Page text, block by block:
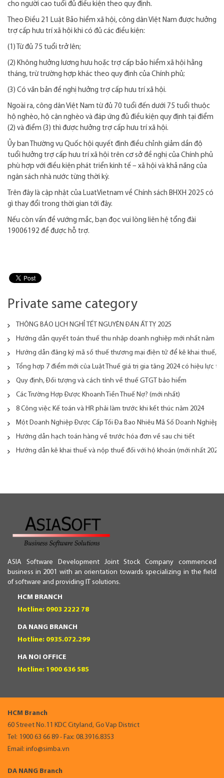
cho người cao tuổi đủ điều kiện theo quy định.
Theo Điều 21 Luật Bảo hiểm xã hội, công dân Việt Nam được hưởng
trợ cấp hưu trí xã hội khi có đủ các điều kiện:
(1) Từ đủ 75 tuổi trở lên;
(2) Không hưởng lương hưu hoặc trợ cấp bảo hiểm xã hội hằng
tháng, trừ trường hợp khác theo quy định của Chính phủ;
(3) Có văn bản đề nghị hưởng trợ cấp hưu trí xã hội.
Ngoài ra, công dân Việt Nam từ đủ 70 tuổi đến dưới 75 tuổi thuộc
hộ nghèo, hộ cận nghèo và đáp ứng đủ điều kiện quy định tại điểm
(2) và điểm (3) thì được hưởng trợ cấp hưu trí xã hội.
Ủy ban Thường vụ Quốc hội quyết định điều chỉnh giảm dần độ
tuổi hưởng trợ cấp hưu trí xã hội trên cơ sở đề nghị của Chính phủ
phù hợp với điều kiện phát triển kinh tế – xã hội và khả năng của
ngân sách nhà nước từng thời kỳ.
Trên đây là cập nhật của LuatVietnam về Chính sách BHXH 2025 có
gì thay đổi trong thời gian tới đây.
Nếu còn vấn đề vướng mắc, bạn đọc vui lòng liên hệ tổng đài
19006192 để được hỗ trợ.
Private same category
THÔNG BÁO LỊCH NGHỈ TẾT NGUYÊN ĐÁN ẤT TỴ 2025
Hướng dẫn quyết toán thuế thu nhập doanh nghiệp mới nhất năm
Hướng dẫn đăng ký mã số thuế thương mại điện tử để kê khai thuế,
Tổng hợp 7 điểm mới của Luật Thuế giá trị gia tăng 2024 có hiệu lực từ
Quy định, Đối tượng và cách tính về thuế GTGT bảo hiểm
Các Trường Hợp Được Khoanh Tiền Thuế Nợ? (mới nhất)
8 Công việc Kế toán và HR phải làm trước khi kết thúc năm 2024
Một Doanh Nghiệp Được Cấp Tối Đa Bao Nhiêu Mã Số Doanh Nghiệp
Hướng dẫn hạch toán hàng về trước hóa đơn về sau chi tiết
Hướng dẫn kê khai thuế và nộp thuế đối với hộ khoán (mới nhất 2024)
ASIA Software Development Joint Stock Company commenced
business in 2001 with an orientation towards specializing in the field
of software and providing IT solutions.
HCM BRANCH
Hotline: 0903 2222 78
DA NANG BRANCH
Hotline: 0935.072.299
HA NOI OFFICE
Hotline: 1900 636 585
HCM Branch
60 Street No.11 KDC Cityland, Go Vap District
Tel: 1900 63 66 89 - Fax: 08.3916.8353
Email: info@simba.vn
DA NANG Branch